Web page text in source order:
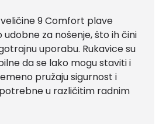
9 Comfort plave
za nošenje, što ih čini
uporabu. Rukavice su
da se lako mogu staviti i
pružaju sigurnost i
u različitim radnim